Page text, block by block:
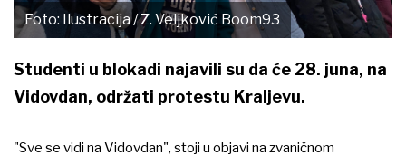
Foto: Ilustracija / Z. Veljković Boom93
Studenti u blokadi najavili su da će 28. juna, na
Vidovdan, održati protestu Kraljevu.
"Sve se vidi na Vidovdan", stoji u objavi na zvaničnom